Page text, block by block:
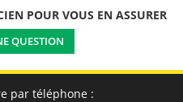
POUR VOUS EN ASSURER
QUESTION
par téléphone :